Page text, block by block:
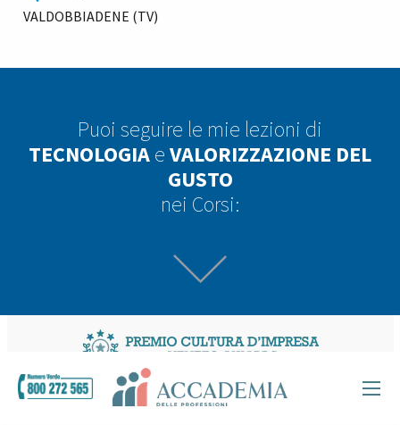
VALDOBBIADENE (TV)
Puoi seguire le mie lezioni di
TECNOLOGIAeVALORIZZAZIONE DEL
GUSTO
nei Corsi: